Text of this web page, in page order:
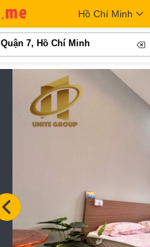
Hồ Chí Minh
Quận 7, Hồ Chí Minh